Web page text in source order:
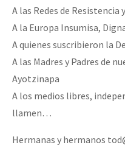
Otras secciones
Semillero Guerra contra la
la naturaleza bajo asedio)
Libros para descargar
Medios Libres
COVID-19
Eventos
A las Redes de Resistencia
A la Europa Insumisa,
A quienes suscribieron la
A las Madres y Padres de
Ayotzinapa
A los medios libres,
llamen…
Hermanas y hermanos